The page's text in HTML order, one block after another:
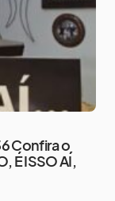
Confira o
É ISSO AÍ,